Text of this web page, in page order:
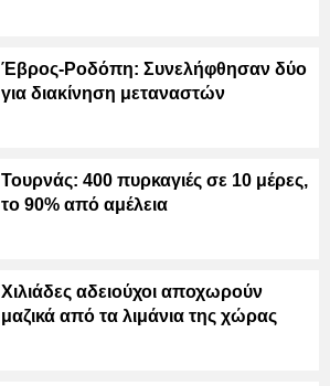
Έβρος-Ροδόπη: Συνελήφθησαν δύο
για διακίνηση μεταναστών
Τουρνάς: 400 πυρκαγιές σε 10 μέρες,
το 90% από αμέλεια
Χιλιάδες αδειούχοι αποχωρούν
μαζικά από τα λιμάνια της χώρας